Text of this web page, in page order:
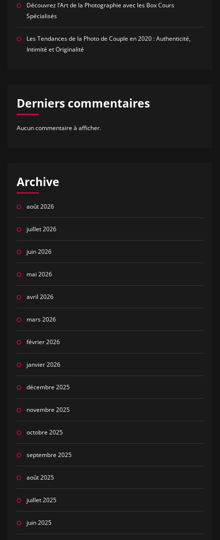
Découvrez l’Art de la Photographie avec les Box Cours
Spécialisés
Les Tendances de la Photo de Couple en 2020 : Authenticité,
Intimité et Originalité
Derniers commentaires
Aucun commentaire à afficher.
Archive
août 2026
juillet 2026
juin 2026
mai 2026
avril 2026
mars 2026
février 2026
janvier 2026
décembre 2025
novembre 2025
octobre 2025
septembre 2025
août 2025
juillet 2025
juin 2025